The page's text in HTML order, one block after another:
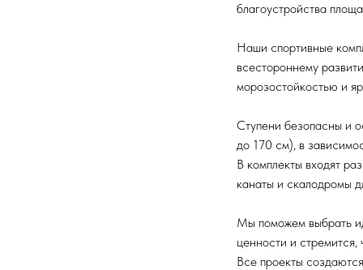
благоустройства
Наши спортивные
всестороннему
морозостойкостью и
Ступени безопасны и
до 170 см), в
В комплекты входят
канаты и скалодромы
Мы поможем выбрать
ценности и
Все проекты